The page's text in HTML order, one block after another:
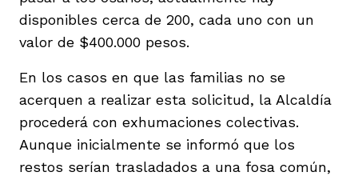
disponibles cerca de 200, cada uno con un
valor de $400.000 pesos.
En los casos en que las familias no se
acerquen a realizar esta solicitud, la Alcaldía
procederá con exhumaciones colectivas.
Aunque inicialmente se informó que los
restos serían trasladados a una fosa común,